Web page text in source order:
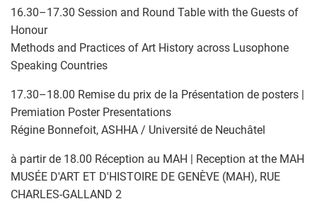
16.30–17.30 Session and Round Table with the Guests of
Honour
Methods and Practices of Art History across Lusophone
Speaking Countries
17.30–18.00 Remise du prix de la Présentation de posters |
Premiation Poster Presentations
Régine Bonnefoit, ASHHA / Université de Neuchâtel
à partir de 18.00 Réception au MAH | Reception at the MAH
MUSÉE D'ART ET D'HISTOIRE DE GENÈVE (MAH), RUE
CHARLES-GALLAND 2